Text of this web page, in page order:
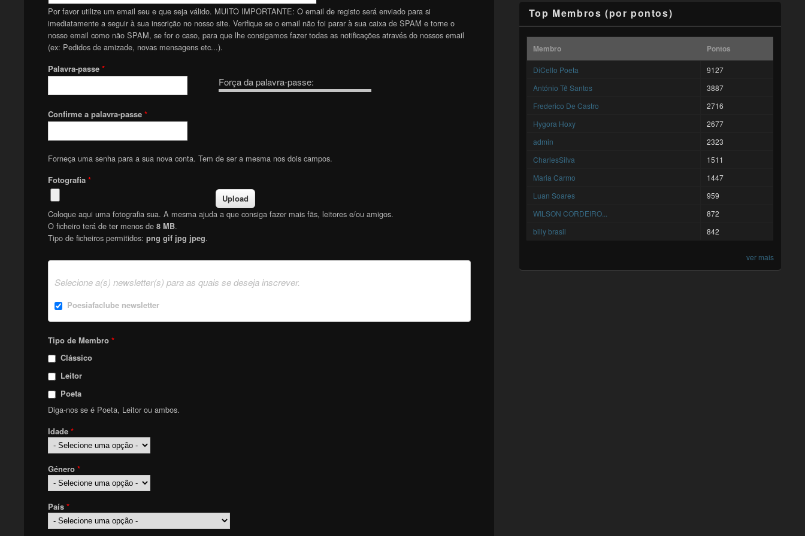
Por favor utilize um email seu e que seja válido. MUITO IMPORTANTE: O email de registo será enviado para si
imediatamente a seguir à sua inscrição no nosso site. Verifique se o email não foi parar à sua caixa de SPAM e torne o
nosso email como não SPAM, se for o caso, para que lhe consigamos fazer todas as notificações através do nossos email
(ex: Pedidos de amizade, novas mensagens etc...).
Força da palavra-passe:
Palavra-passe *
Confirme a palavra-passe *
Forneça uma senha para a sua nova conta. Tem de ser a mesma nos dois campos.
Fotografia *
Coloque aqui uma fotografia sua. A mesma ajuda a que consiga fazer mais fãs, leitores e/ou amigos.
O ficheiro terá de ter menos de 8 MB.
Tipo de ficheiros permitidos: png gif jpg jpeg.
Selecione a(s) newsletter(s) para as quais se deseja inscrever.
Poesiafaclube newsletter
Tipo de Membro *
Clássico
Leitor
Poeta
Diga-nos se é Poeta, Leitor ou ambos.
Idade *
Género *
País *
Top Membros (por pontos)
Membro Pontos
DiCello Poeta
9127
António Tê Santos
3887
Frederico De Castro
2716
Hygora Hoxy
2677
admin
2323
CharlesSilva
1511
Maria Carmo
1447
Luan Soares
959
WILSON CORDEIRO...
872
billy brasil
842
ver mais